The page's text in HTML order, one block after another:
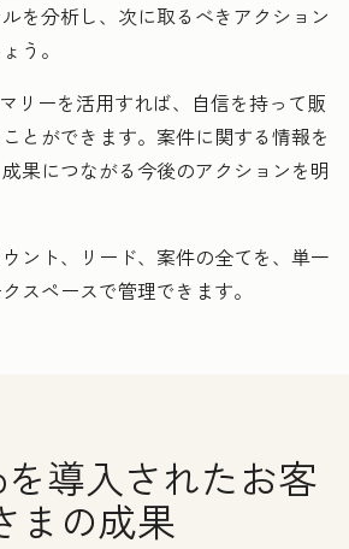
を分析し、次に取るべきアクション
う。
リーを活用すれば、自信を持って販
とができます。案件に関する情報を
果につながる今後のアクションを明
ント、リード、案件の全てを、単一
スペースで管理できます。
を導入されたお客
まの成果